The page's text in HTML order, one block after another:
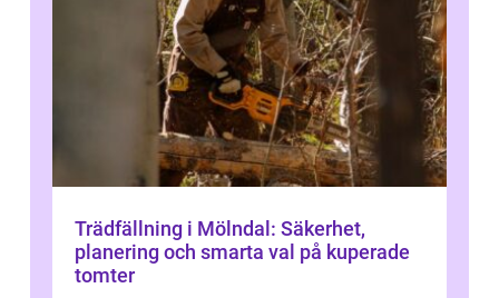
Trädfällning i Mölndal: Säkerhet,
planering och smarta val på kuperade
tomter